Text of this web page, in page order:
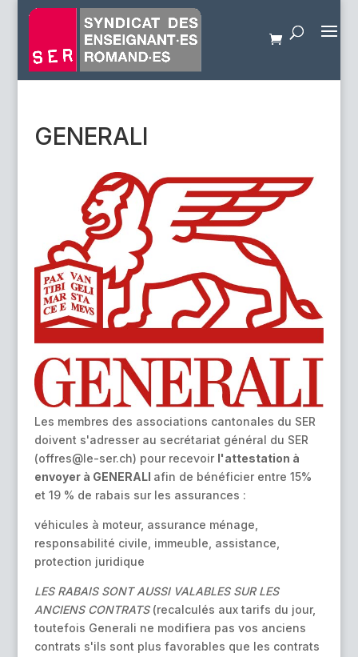
GENERALI
Les membres des associations cantonales du SER
doivent s'adresser au secrétariat général du SER
(offres@le-ser.ch) pour recevoir l'attestation à
envoyer à GENERALI afin de bénéficier entre 15%
et 19 % de rabais sur les assurances :
véhicules à moteur, assurance ménage,
responsabilité civile, immeuble, assistance,
protection juridique
LES RABAIS SONT AUSSI VALABLES SUR LES
ANCIENS CONTRATS (recalculés aux tarifs du jour,
toutefois Generali ne modifiera pas vos anciens
contrats s'ils sont plus favorables que les contrats